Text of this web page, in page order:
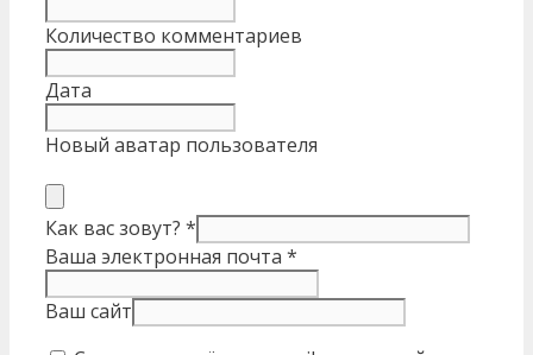
Количество комментариев
Дата
Новый аватар пользователя
Как вас зовут? *
Ваша электронная почта *
Ваш сайт